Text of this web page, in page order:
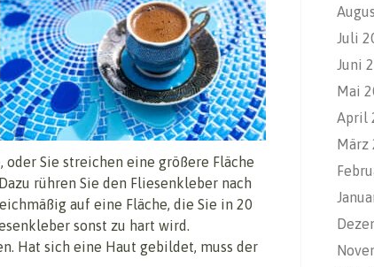
Sie streichen eine größere Fläche
rühren Sie den Fliesenkleber nach
auf eine Fläche, die Sie in 20
sonst zu hart wird.
Hat sich eine Haut gebildet, muss der
Juli
Juni
Mai
April
März